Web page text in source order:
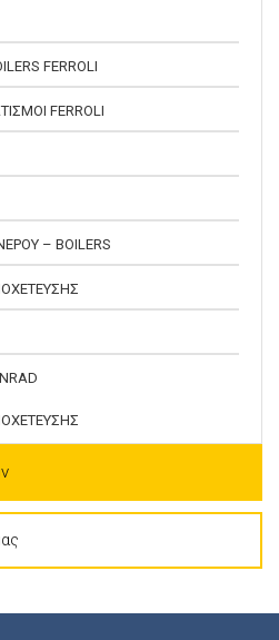
FERROLI
FERROLI
– BOILERS